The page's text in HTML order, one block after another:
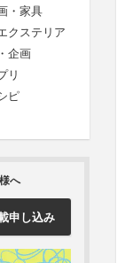
・家具
クステリア
企画
リ
ピ
へ
申し込み